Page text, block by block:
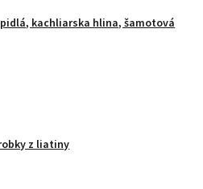
kachliarska hlina, šamotová
z liatiny